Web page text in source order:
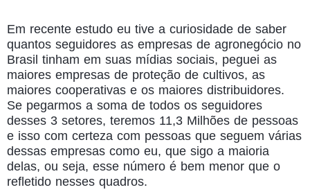
Em recente estudo eu tive a curiosidade de saber
quantos seguidores as empresas de agronegócio no
Brasil tinham em suas mídias sociais, peguei as
maiores empresas de proteção de cultivos, as
maiores cooperativas e os maiores distribuidores.
Se pegarmos a soma de todos os seguidores
desses 3 setores, teremos 11,3 Milhões de pessoas
e isso com certeza com pessoas que seguem várias
dessas empresas como eu, que sigo a maioria
delas, ou seja, esse número é bem menor que o
refletido nesses quadros.